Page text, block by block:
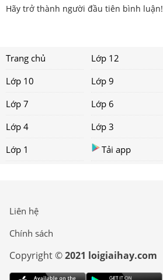
Hãy trở thành người đầu tiên bình luận!
Trang chủ Lớp 12
Lớp 10
Lớp 9
Lớp 7
Lớp 6
Lớp 4
Lớp 3
Lớp 1
Tải app
Liên hệ
Chính sách
Copyright ©2021 loigiaihay.com